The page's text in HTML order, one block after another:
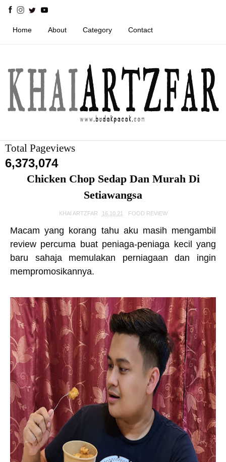
Home About Category Contact
Total Pageviews
6,373,074
Chicken Chop Sedap Dan Murah Di
Setiawangsa
KHAI ARTZFAR 16.10.21 FOOD REVIEW
Macam yang korang tahu aku masih mengambil
review percuma buat peniaga-peniaga kecil yang
baru sahaja memulakan perniagaan dan ingin
mempromosikannya.